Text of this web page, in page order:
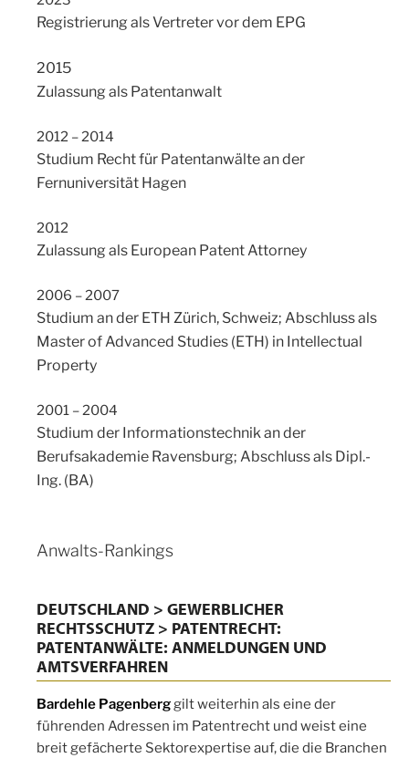
Registrierung als Vertreter vor dem EPG
2015
Zulassung als Patentanwalt
2012 – 2014
Studium Recht für Patentanwälte an der
Fernuniversität Hagen
2012
Zulassung als European Patent Attorney
2006 – 2007
Studium an der ETH Zürich, Schweiz; Abschluss als
Master of Advanced Studies (ETH) in Intellectual
Property
2001 – 2004
Studium der Informationstechnik an der
Berufsakademie Ravensburg; Abschluss als Dipl.-
Ing. (BA)
Anwalts-Rankings
DEUTSCHLAND > GEWERBLICHER
RECHTSSCHUTZ > PATENTRECHT:
PATENTANWÄLTE: ANMELDUNGEN UND
AMTSVERFAHREN
Bardehle Pagenberggilt weiterhin als eine der
führenden Adressen im Patentrecht und weist eine
breit gefächerte Sektorexpertise auf, die die Branchen